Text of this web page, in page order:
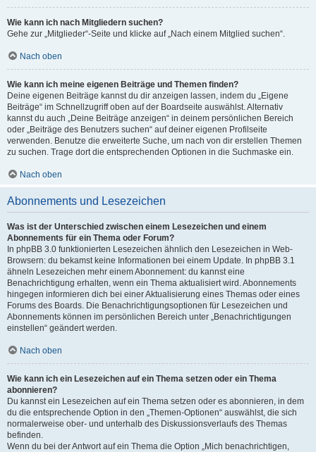
Wie kann ich nach Mitgliedern suchen?
Gehe zur „Mitglieder“-Seite und klicke auf „Nach einem Mitglied suchen“.
Nach oben
Wie kann ich meine eigenen Beiträge und Themen finden?
Deine eigenen Beiträge kannst du dir anzeigen lassen, indem du „Eigene
Beiträge“ im Schnellzugriff oben auf der Boardseite auswählst. Alternativ
kannst du auch „Deine Beiträge anzeigen“ in deinem persönlichen Bereich
oder „Beiträge des Benutzers suchen“ auf deiner eigenen Profilseite
verwenden. Benutze die erweiterte Suche, um nach von dir erstellen Themen
zu suchen. Trage dort die entsprechenden Optionen in die Suchmaske ein.
Nach oben
Abonnements und Lesezeichen
Was ist der Unterschied zwischen einem Lesezeichen und einem
Abonnements für ein Thema oder Forum?
In phpBB 3.0 funktionierten Lesezeichen ähnlich den Lesezeichen in Web-
Browsern: du bekamst keine Informationen bei einem Update. In phpBB 3.1
ähneln Lesezeichen mehr einem Abonnement: du kannst eine
Benachrichtigung erhalten, wenn ein Thema aktualisiert wird. Abonnements
hingegen informieren dich bei einer Aktualisierung eines Themas oder eines
Forums des Boards. Die Benachrichtigungsoptionen für Lesezeichen und
Abonnements können im persönlichen Bereich unter „Benachrichtigungen
einstellen“ geändert werden.
Nach oben
Wie kann ich ein Lesezeichen auf ein Thema setzen oder ein Thema
abonnieren?
Du kannst ein Lesezeichen auf ein Thema setzen oder es abonnieren, in dem
du die entsprechende Option in den „Themen-Optionen“ auswählst, die sich
normalerweise ober- und unterhalb des Diskussionsverlaufs des Themas
befinden.
Wenn du bei der Antwort auf ein Thema die Option „Mich benachrichtigen,